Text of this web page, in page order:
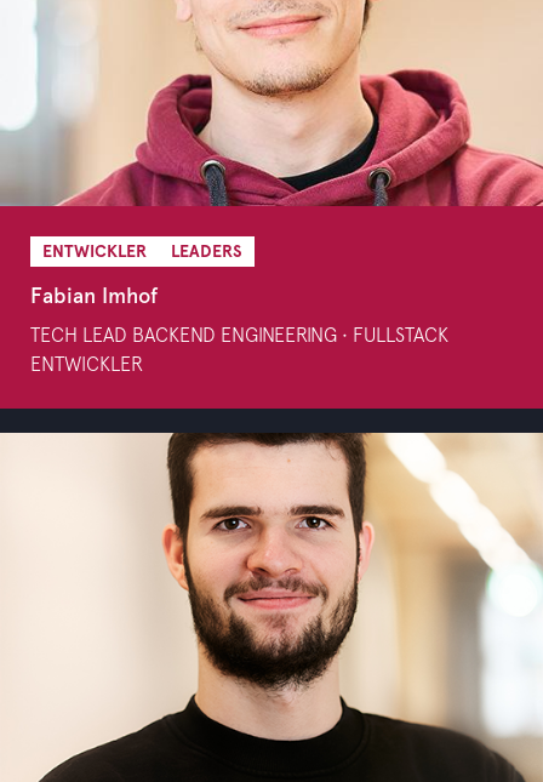
ENTWICKLER LEADERS
Fabian Imhof
TECH LEAD BACKEND ENGINEERING • FULLSTACK
ENTWICKLER